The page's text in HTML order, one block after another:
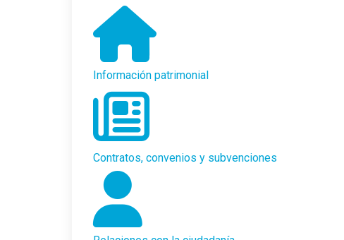
Información patrimonial
Contratos, convenios y subvenciones